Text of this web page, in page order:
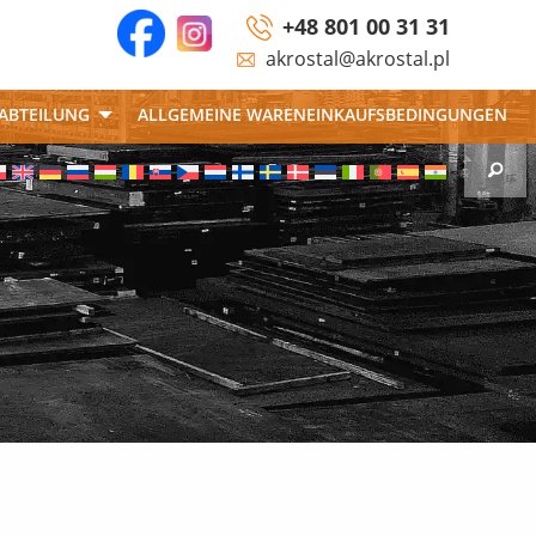
+48 801 00 31 31
akrostal@akrostal.pl
ALLGEMEINE WARENEINKAUFSBEDINGUNGEN